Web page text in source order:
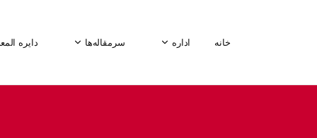
خانه اداره سرمقاله‌ها دایره